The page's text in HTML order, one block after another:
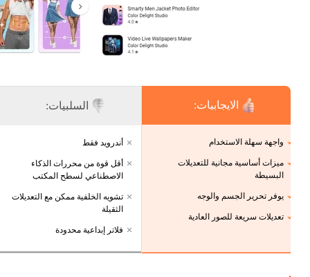
الايجابيات:
واجهة سهلة الاستخدام
ميزات أساسية مجانية للتعديلات
البسيطة
يوفر تحرير الجسم والوجه
تعديلات سريعة للصور العادية
السلبيات:
أندرويد فقط
أقل قوة من محررات الذكاء
الاصطناعي لسطح المكتب
تشويه الخلفية ممكن مع التعديلات
الثقيلة
فلاتر إبداعية محدودة